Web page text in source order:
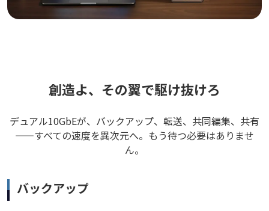
創造よ、その翼で駆け抜けろ
デュアル10GbEが、バックアップ、転送、共同編集、共有
——すべての速度を異次元へ。もう待つ必要はありませ
ん。
バックアップ